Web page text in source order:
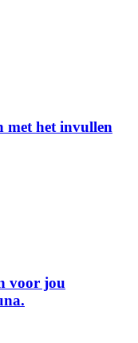
met het invullen
voor jou